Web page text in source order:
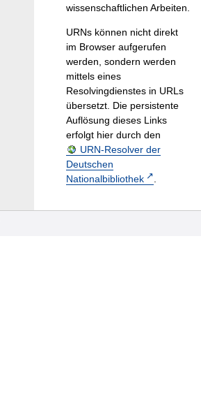
wissenschaftlichen Arbeiten.
URNs können nicht direkt
im Browser aufgerufen
werden, sondern werden
mittels eines
Resolvingdienstes in URLs
übersetzt. Die persistente
Auflösung dieses Links
erfolgt hier durch den
URN-Resolver der
Deutschen
Nationalbibliothek
.